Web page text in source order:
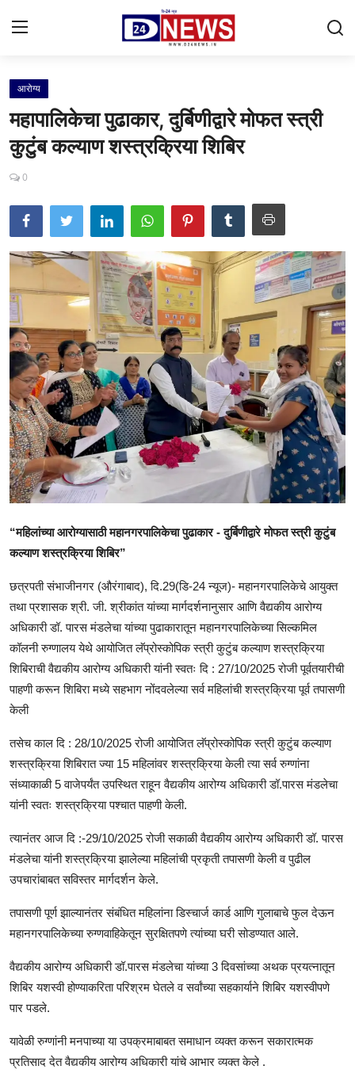
Gallery
Contact
राष्ट्रीय
महाराष्ट्र
शहर
आरोग्य
खेळजगत
राजकीय
क्राईम
साहित्य
मनोरंजन
सामाजिक
आरोग्य
महापालिकेचा पुढाकार, दुर्बिणीद्वारे मोफत स्त्री
कुटुंब कल्याण शस्त्रक्रिया शिबिर
0
“महिलांच्या आरोग्यासाठी महानगरपालिकेचा पुढाकार - दुर्बिणीद्वारे मोफत स्त्री कुटुंब
कल्याण शस्त्रक्रिया शिबिर”
छत्रपती संभाजीनगर (औरंगाबाद), दि.29(डि-24 न्यूज)- महानगरपालिकेचे आयुक्त
तथा प्रशासक श्री. जी. श्रीकांत यांच्या मार्गदर्शनानुसार आणि वैद्यकीय आरोग्य
अधिकारी डॉ. पारस मंडलेचा यांच्या पुढाकारातून महानगरपालिकेच्या सिल्कमिल
कॉलनी रुग्णालय येथे आयोजित लॅप्रोस्कोपिक स्त्री कुटुंब कल्याण शस्त्रक्रिया
शिबिराची वैद्यकीय आरोग्य अधिकारी यांनी स्वतः दि : 27/10/2025 रोजी पूर्वतयारीची
पाहणी करून शिबिरा मध्ये सहभाग नोंदवलेल्या सर्व महिलांची शस्त्रक्रिया पूर्व तपासणी
केली
तसेच काल दि : 28/10/2025 रोजी आयोजित लॅप्रोस्कोपिक स्त्री कुटुंब कल्याण
शस्त्रक्रिया शिबिरात ज्या 15 महिलांवर शस्त्रक्रिया केली त्या सर्व रुग्णांना
संध्याकाळी 5 वाजेपर्यंत उपस्थित राहून वैद्यकीय आरोग्य अधिकारी डॉ.पारस मंडलेचा
यांनी स्वतः शस्त्रक्रिया पश्चात पाहणी केली.
त्यानंतर आज दि :-29/10/2025 रोजी सकाळी वैद्यकीय आरोग्य अधिकारी डॉ. पारस
मंडलेचा यांनी शस्त्रक्रिया झालेल्या महिलांची प्रकृती तपासणी केली व पुढील
उपचारांबाबत सविस्तर मार्गदर्शन केले.
तपासणी पूर्ण झाल्यानंतर संबंधित महिलांना डिस्चार्ज कार्ड आणि गुलाबाचे फुल देऊन
महानगरपालिकेच्या रुग्णवाहिकेतून सुरक्षितपणे त्यांच्या घरी सोडण्यात आले.
वैद्यकीय आरोग्य अधिकारी डॉ.पारस मंडलेचा यांच्या 3 दिवसांच्या अथक प्रयत्नातून
शिबिर यशस्वी होण्याकरिता परिश्रम घेतले व सर्वांच्या सहकार्याने शिबिर यशस्वीपणे
पार पडले.
यावेळी रुग्णांनी मनपाच्या या उपक्रमाबाबत समाधान व्यक्त करून सकारात्मक
प्रतिसाद देत वैद्यकीय आरोग्य अधिकारी यांचे आभार व्यक्त केले .